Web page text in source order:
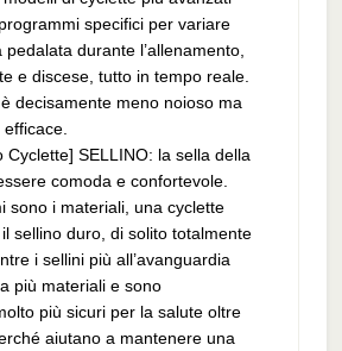
specifici per variare
pedalata durante l’allenamento,
e discese, tutto in tempo reale.
è decisamente meno noioso ma
Cyclette] SELLINO: la sella della
comoda e confortevole.
sono i materiali, una cyclette
sellino duro, di solito totalmente
i sellini più all’avanguardia
più materiali e sono
più sicuri per la salute oltre
aiutano a mantenere una